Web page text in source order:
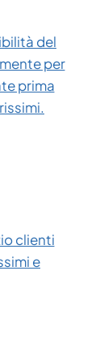
del
per
prima
clienti
e